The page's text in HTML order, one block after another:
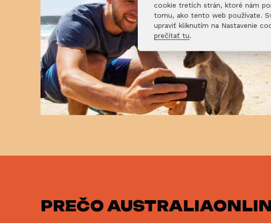
PREČO
cookie tretích strán, ktoré nám
tomu, ako tento web používate.
upraviť kliknutím na Nastavenie
prečítať tu.